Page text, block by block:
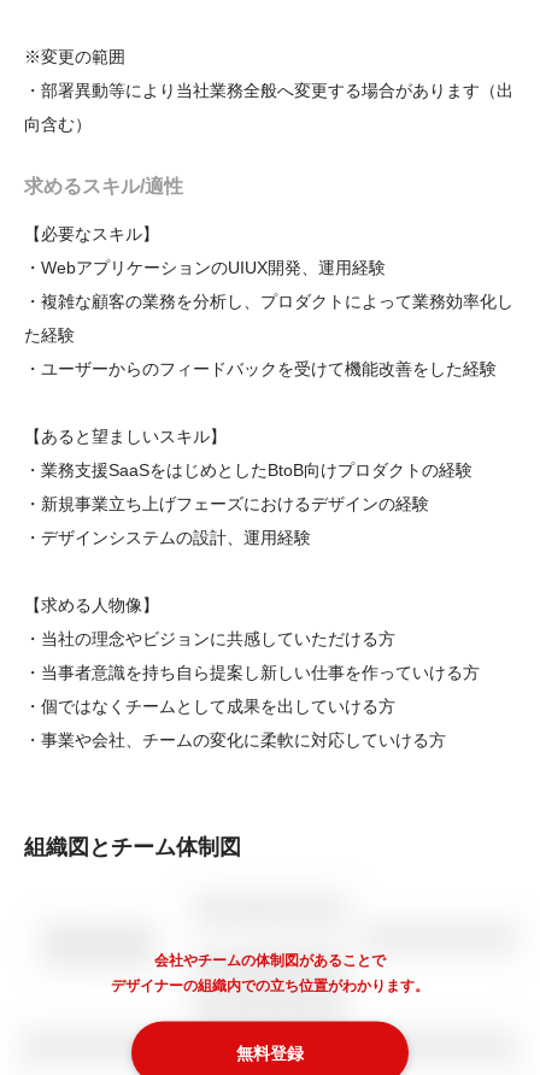
※変更の範囲
・部署異動等により当社業務全般へ変更する場合があります（出
向含む）
求めるスキル/適性
【必要なスキル】
・WebアプリケーションのUIUX開発、運用経験
・複雑な顧客の業務を分析し、プロダクトによって業務効率化し
た経験
・ユーザーからのフィードバックを受けて機能改善をした経験
【あると望ましいスキル】
・業務支援SaaSをはじめとしたBtoB向けプロダクトの経験
・新規事業立ち上げフェーズにおけるデザインの経験
・デザインシステムの設計、運用経験
【求める人物像】
・当社の理念やビジョンに共感していただける方
・当事者意識を持ち自ら提案し新しい仕事を作っていける方
・個ではなくチームとして成果を出していける方
・事業や会社、チームの変化に柔軟に対応していける方
組織図とチーム体制図
会社やチームの体制図があることで
デザイナーの組織内での立ち位置がわかります。
無料登録